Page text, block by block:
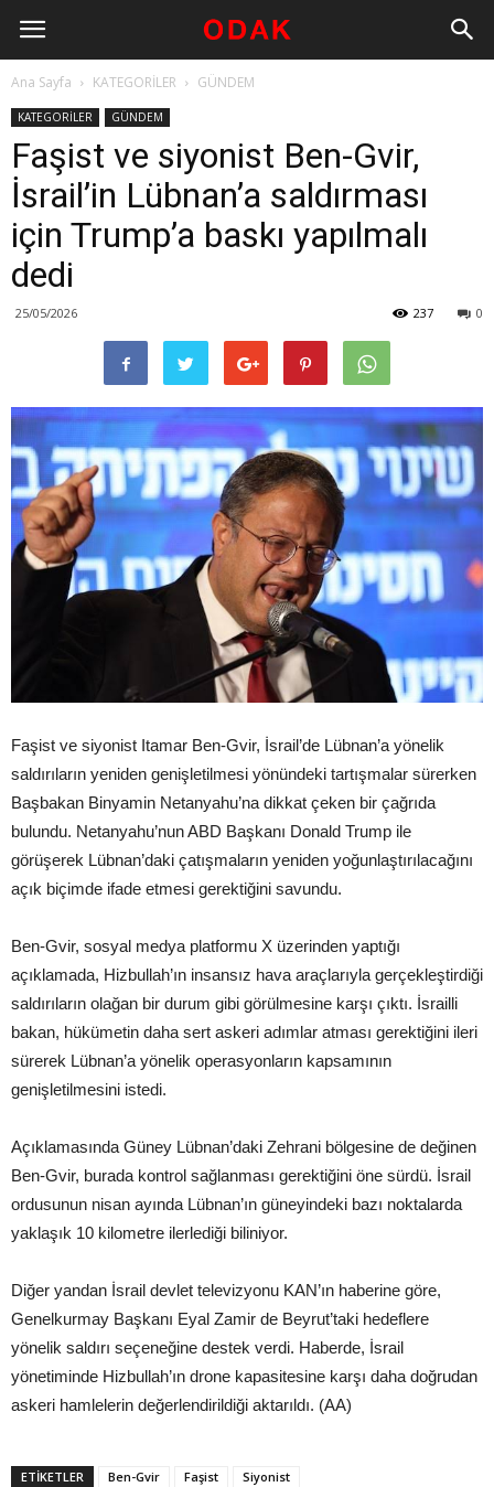
Ana Sayfa KATEGORİLER GÜNDEM
KATEGORİLER GÜNDEM
Faşist ve siyonist Ben-Gvir,
İsrail’in Lübnan’a saldırması
için Trump’a baskı yapılmalı
dedi
25/05/2026 0
237
Faşist ve siyonist Itamar Ben-Gvir, İsrail’de Lübnan’a yönelik
saldırıların yeniden genişletilmesi yönündeki tartışmalar sürerken
Başbakan Binyamin Netanyahu’na dikkat çeken bir çağrıda
bulundu. Netanyahu’nun ABD Başkanı Donald Trump ile
görüşerek Lübnan’daki çatışmaların yeniden yoğunlaştırılacağını
açık biçimde ifade etmesi gerektiğini savundu.
Ben-Gvir, sosyal medya platformu X üzerinden yaptığı
açıklamada, Hizbullah’ın insansız hava araçlarıyla gerçekleştirdiği
saldırıların olağan bir durum gibi görülmesine karşı çıktı. İsrailli
bakan, hükümetin daha sert askeri adımlar atması gerektiğini ileri
sürerek Lübnan’a yönelik operasyonların kapsamının
genişletilmesini istedi.
Açıklamasında Güney Lübnan’daki Zehrani bölgesine de değinen
Ben-Gvir, burada kontrol sağlanması gerektiğini öne sürdü. İsrail
ordusunun nisan ayında Lübnan’ın güneyindeki bazı noktalarda
yaklaşık 10 kilometre ilerlediği biliniyor.
Diğer yandan İsrail devlet televizyonu KAN’ın haberine göre,
Genelkurmay Başkanı Eyal Zamir de Beyrut’taki hedeflere
yönelik saldırı seçeneğine destek verdi. Haberde, İsrail
yönetiminde Hizbullah’ın drone kapasitesine karşı daha doğrudan
askeri hamlelerin değerlendirildiği aktarıldı. (AA)
ETIKETLER Ben-Gvir Faşist Siyonist